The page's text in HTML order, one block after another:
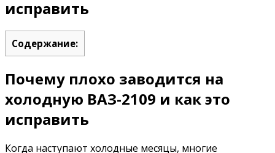
исправить
Содержание:
Почему плохо заводится на
холодную ВАЗ-2109 и как это
исправить
Когда наступают холодные месяцы, многие